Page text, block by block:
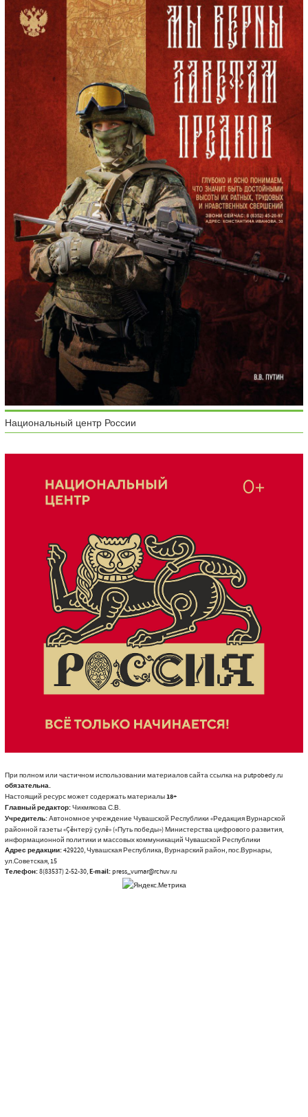
Национальный центр России
При полном или частичном использовании материалов сайта ссылка на putpobedy.ru
обязательна.
Настоящий ресурс может содержать материалы18+
Главный редактор:Чикмякова С.В.
Учредитель:Автономное учреждение Чувашской Республики «Редакция Вурнарской
районной газеты «Çĕнтерÿ çулĕ» («Путь победы») Министерства цифрового развития,
информационной политики и массовых коммуникаций Чувашской Республики
Адрес редакции:429220, Чувашская Республика, Вурнарский район, пос.Вурнары,
ул.Советская, 15
Телефон:8(83537) 2-52-30,E-mail:press_vurnar@rchuv.ru